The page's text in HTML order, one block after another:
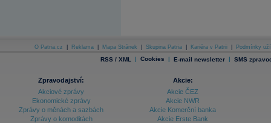
O Patria.cz Reklama Mapa Stránek Skupina Patria Kariéra v Patrii Podmínky
RSS / XML | Cookies | E-mail newsletter | SMS
Zpravodajství:
Akciové zprávy
Ekonomické zprávy
Zprávy o měnách a sazbách
Zprávy o komoditách
Akcie:
Akcie ČEZ
Akcie NWR
Akcie Komerční banka
Akcie Erste Bank